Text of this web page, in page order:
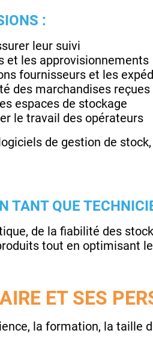
:
leur suivi
et les approvisionnements
fournisseurs et les
des marchandises reçues
espaces de stockage
le travail des opérateurs
de gestion de
TANT QUE
de la fiabilité des
tout en optimisant
ET SES
la formation, la taille